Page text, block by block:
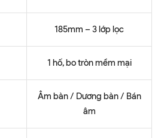
185mm – 3 lớp lọc
1 hố, bo tròn mềm mại
Âm bàn / Dương bàn / Bán
âm